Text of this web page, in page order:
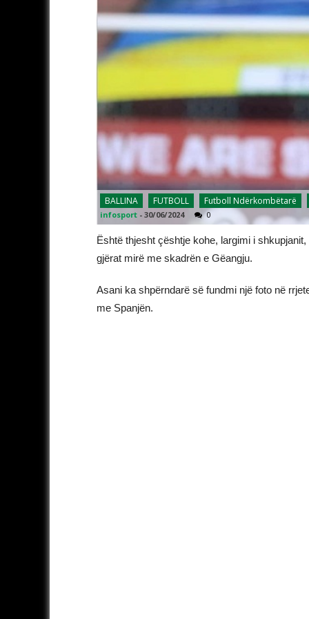
BALLINA FUTBOLL Futboll Ndërkombëtarë
infosport - 30/06/2024 0
Është thjesht çështje kohe, largimi i
gjërat mirë me skadrën e Gëangju.
Asani ka shpërndarë së fundmi një foto në
me Spanjën.